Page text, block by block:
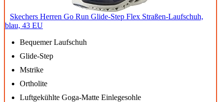
Skechers Herren Go Run Glide-Step Flex Straßen-Laufschuh,
blau, 43 EU
Bequemer Laufschuh
Glide-Step
Mstrike
Ortholite
Luftgekühlte Goga-Matte Einlegesohle